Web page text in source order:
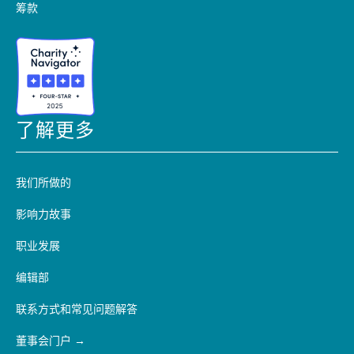
筹款
了解更多
我们所做的
影响力故事
职业发展
编辑部
联系方式和常见问题解答
董事会门户